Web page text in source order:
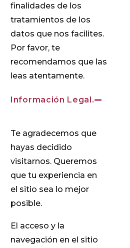
finalidades de los
tratamientos de los
datos que nos facilites.
Por favor, te
recomendamos que las
leas atentamente.
Información Legal.
Te agradecemos que
hayas decidido
visitarnos. Queremos
que tu experiencia en
el sitio sea lo mejor
posible.
El acceso y la
navegación en el sitio